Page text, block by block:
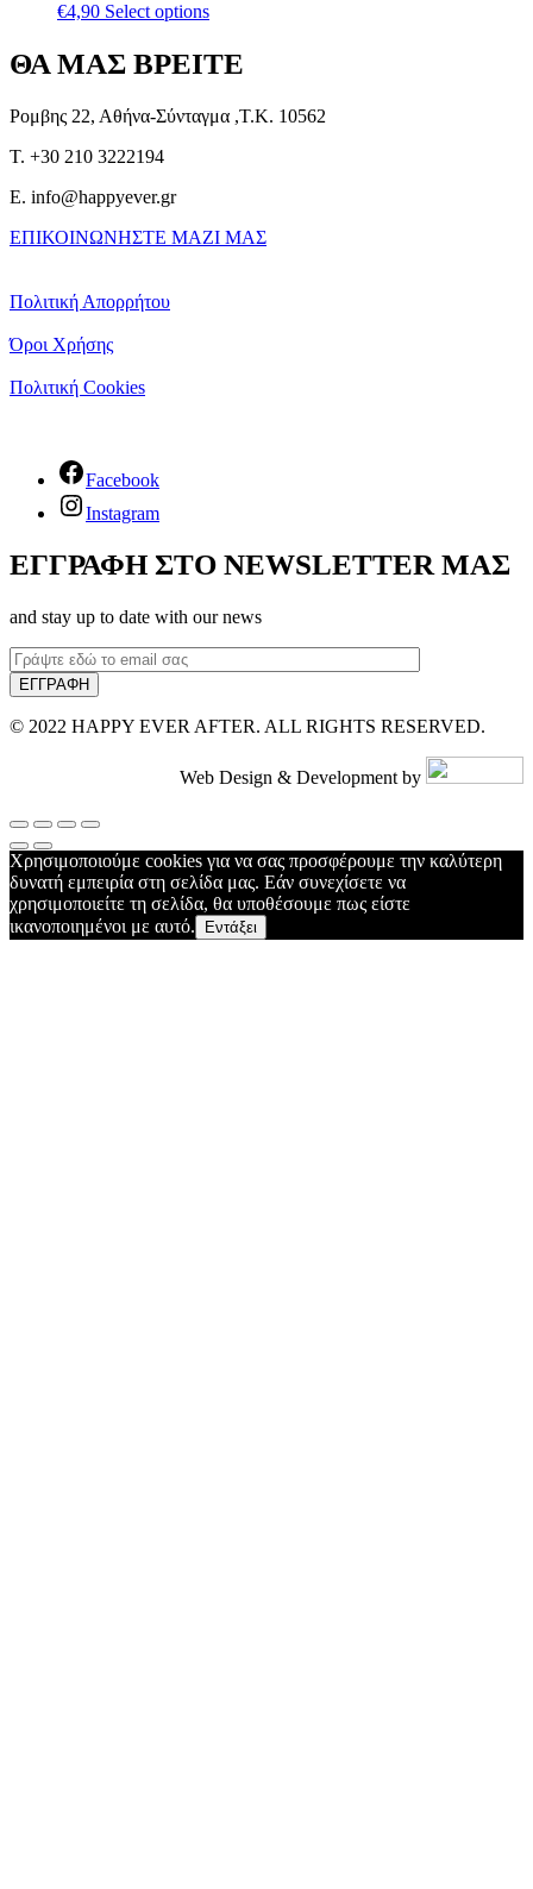
€4,90 Select options
ΘΑ ΜΑΣ ΒΡΕΙΤΕ
Ρομβης 22, Αθήνα-Σύνταγμα ,Τ.Κ. 10562
T. +30 210 3222194
E. info@happyever.gr
ΕΠΙΚΟΙΝΩΝΗΣΤΕ ΜΑΖΙ ΜΑΣ
Πολιτική Απορρήτου
Όροι Χρήσης
Πολιτική Cookies
Facebook
Instagram
ΕΓΓΡΑΦΗ ΣΤΟ NEWSLETTER ΜΑΣ
and stay up to date with our news
© 2022 HAPPY EVER AFTER. ALL RIGHTS RESERVED.
Web Design & Development by
Χρησιμοποιούμε cookies για να σας προσφέρουμε την καλύτερη
δυνατή εμπειρία στη σελίδα μας. Εάν συνεχίσετε να
χρησιμοποιείτε τη σελίδα, θα υποθέσουμε πως είστε
ικανοποιημένοι με αυτό.
Εντάξει